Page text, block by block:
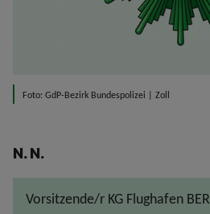
Foto: GdP-Bezirk Bundespolizei | Zoll
N. N.
Vorsitzende/r KG Flughafen BER